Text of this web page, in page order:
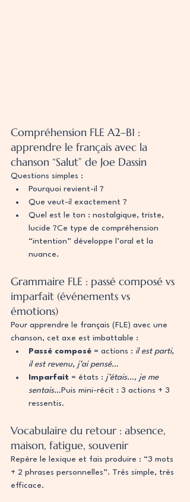
Compréhension FLE A2–B1 :
apprendre le français avec la
chanson “Salut” de Joe Dassin
Questions simples :
Pourquoi revient-il ?
Que veut-il exactement ?
Quel est le ton : nostalgique, triste,
lucide ?Ce type de compréhension
“intention” développe l’oral et la
nuance.
Grammaire FLE : passé composé vs
imparfait (événements vs
émotions)
Pour apprendre le français (FLE) avec une
chanson, cet axe est imbattable :
Passé composé = actions : il est parti,
il est revenu, j’ai pensé…
Imparfait = états : j’étais…, je me
sentais… Puis mini-récit : 3 actions + 3
ressentis.
Vocabulaire du retour : absence,
maison, fatigue, souvenir
Repère le lexique et fais produire : “3 mots
+ 2 phrases personnelles”. Très simple, très
efficace.